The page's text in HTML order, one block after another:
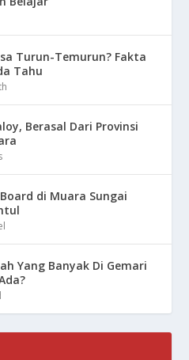
Turun-Temurun? Fakta
Tahu
Berasal Dari Provinsi
di Muara Sungai
Yang Banyak Di Gemari